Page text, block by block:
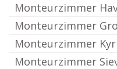
Monteurzimmer
Monteurzimmer
Monteurzimmer
Monteurzimmer